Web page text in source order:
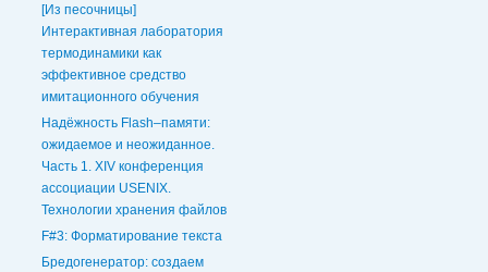
[Из песочницы]
Интерактивная лаборатория
термодинамики как
эффективное средство
имитационного обучения
Надёжность Flash–памяти:
ожидаемое и неожиданное.
Часть 1. XIV конференция
ассоциации USENIX.
Технологии хранения файлов
F#3: Форматирование текста
Бредогенератор: создаем